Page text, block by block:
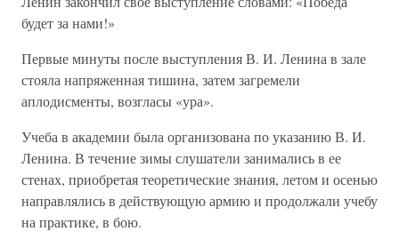
будет за нами!»
Первые минуты после выступления В. И. Ленина в зале
стояла напряженная тишина, затем загремели
аплодисменты, возгласы «ура».
Учеба в академии была организована по указанию В. И.
Ленина. В течение зимы слушатели занимались в ее
стенах, приобретая теоретические знания, летом и осенью
направлялись в действующую армию и продолжали учебу
на практике, в бою.